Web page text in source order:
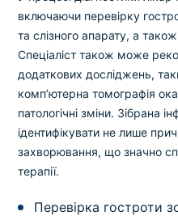
включаючи перевірку
та слізного апарату, а
Спеціаліст також може
додаткових досліджень,
комп’ютерна томографія
патологічні зміни. Зібрана
ідентифікувати не лише
захворювання, що значно
терапії.
Перевірка гостроти